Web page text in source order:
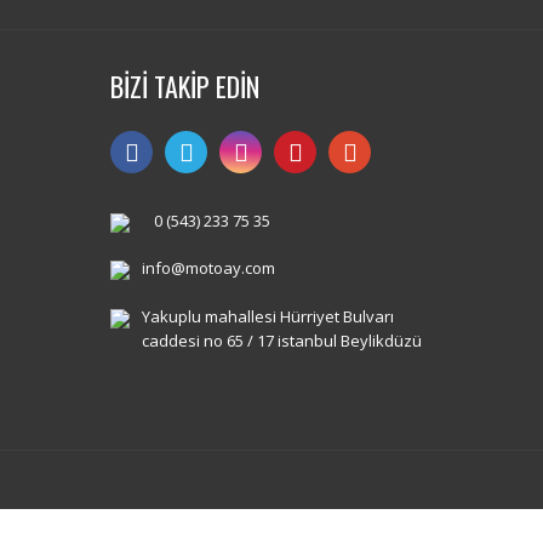
BİZİ TAKİP EDİN
0 (543) 233 75 35
info@motoay.com
Yakuplu mahallesi Hürriyet Bulvarı
caddesi no 65 / 17 istanbul Beylikdüzü